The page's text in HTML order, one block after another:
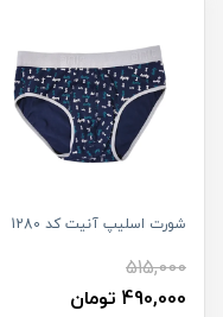
شورت اسلیپ آنیت کد 1280
515,000
490,000 تومان